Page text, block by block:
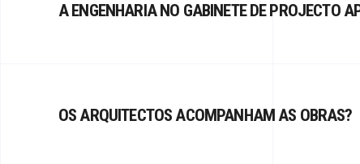
A ENGENHARIA NO GABINETE DE PROJECTO
OS ARQUITECTOS ACOMPANHAM AS OBRAS?